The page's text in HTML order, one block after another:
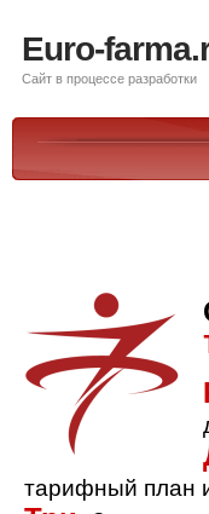
Euro-
Сайт в процессе разработки
тарифный план